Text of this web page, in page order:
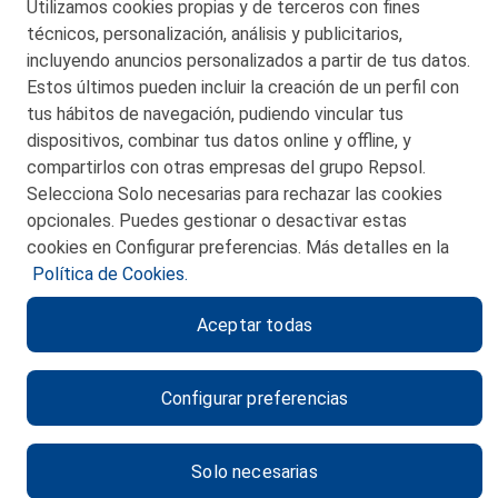
© 2026 Petronor S.A.
CONTACTO
MAPA WEB
POLITICA DE PRIVACIDAD
POLITICA DE COOKIES
CANAL DE ÉTICA
Utilizamos cookies propias y de terceros con fines
técnicos, personalización, análisis y publicitarios,
incluyendo anuncios personalizados a partir de tus datos.
Estos últimos pueden incluir la creación de un perfil con
tus hábitos de navegación, pudiendo vincular tus
dispositivos, combinar tus datos online y offline, y
compartirlos con otras empresas del grupo Repsol.
Selecciona Solo necesarias para rechazar las cookies
opcionales. Puedes gestionar o desactivar estas
cookies en Configurar preferencias. Más detalles en la
Política de Cookies.
Configurar preferencias
Solo necesarias
Aceptar todas